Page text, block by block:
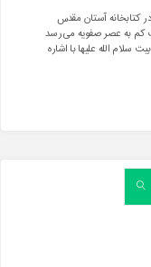
به ۲۰۰ هزار جلد کتاب در کتابخانه آستان مقدس
به عصر صفویه می‌رسد
سلام الله علیها با اشاره
Search